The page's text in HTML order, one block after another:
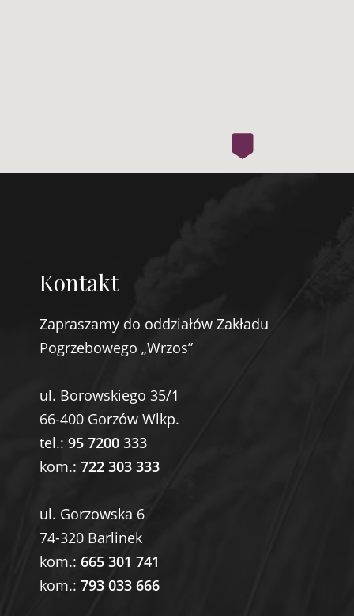
Kontakt
Zapraszamy do oddziałów Zakładu
Pogrzebowego „Wrzos”
ul. Borowskiego 35/1
66-400 Gorzów Wlkp.
tel.: 95 7200 333
kom.: 722 303 333
ul. Gorzowska 6
74-320 Barlinek
kom.: 665 301 741
kom.: 793 033 666